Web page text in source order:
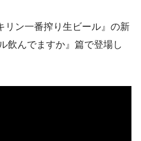
リン一番搾り生ビール』の新
飲んでますか』篇で登場し